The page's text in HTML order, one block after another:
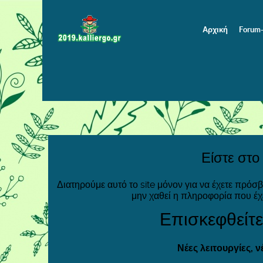
Αρχική
Είστε
Διατηρούμε αυτό το site μόνον για να έχετε
μην χαθεί η πληροφορία που
Νέες λειτουργίες,